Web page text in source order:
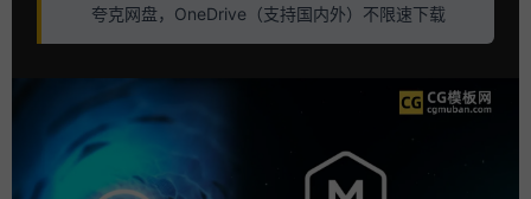
夸克网盘，OneDrive（支持国内外）不限速下载